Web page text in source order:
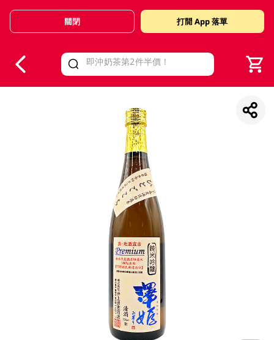
Valid Until 30 June 2026
關閉 打開 App 落單